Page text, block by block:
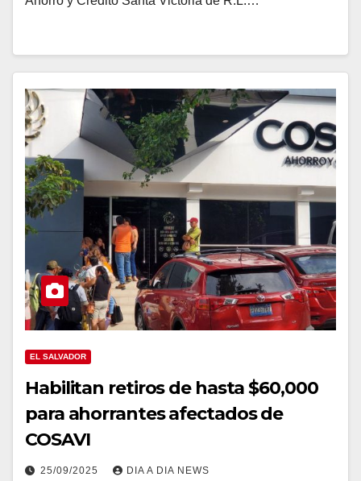
EL SALVADOR
Habilitan retiros de hasta $60,000
para ahorrantes afectados de
COSAVI
25/09/2025 DIA A DIA NEWS